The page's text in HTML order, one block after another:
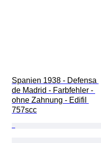
Spanien 1938 - Defensa
de Madrid - Farbfehler -
ohne Zahnung - Edifil
757scc